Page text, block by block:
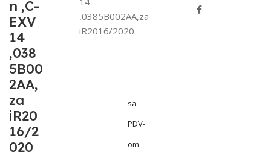
n ,C-
EXV
14
,038
5B00
2AA,
za
iR20
16/2
020
,0385B002AA,za
iR2016/2020
sa
PDV-
om